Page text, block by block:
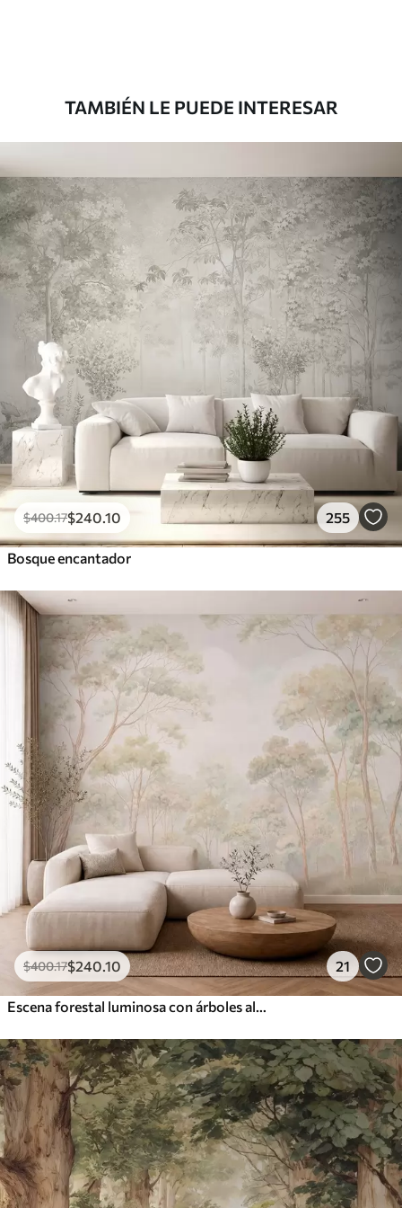
Vinilo Premium
1266.67$760.00/m²
Peel and Stick
1533.33$920.00
TAMBIÉN LE PUEDE INTERESAR
$400.17$240 .10 255
Bosque encantador
$400.17$240 .10 21